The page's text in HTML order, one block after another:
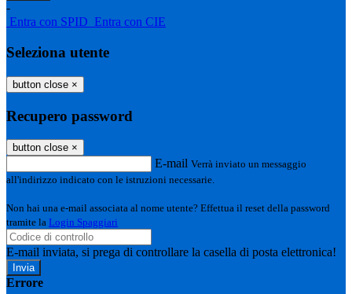
-
Entra con SPID Entra con CIE
Seleziona utente
button close ×
Recupero password
button close ×
E-mail Verrà inviato un messaggio
all'indirizzo indicato con le istruzioni necessarie.
Non hai una e-mail associata al nome utente? Effettua il reset della password
tramite la Login Spaggiari
E-mail inviata, si prega di controllare la casella di posta elettronica!
Errore